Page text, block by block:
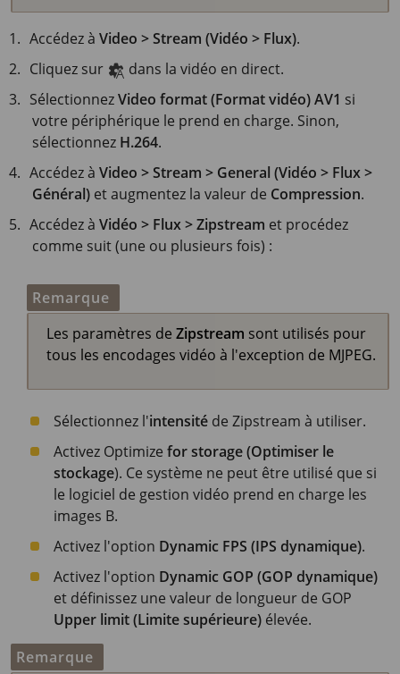
Accédez àVideo > Stream (Vidéo > Flux).
Cliquez sur
dans la vidéo en direct.
SélectionnezVideo format (Format vidéo)AV1 si
votre périphérique le prend en charge. Sinon,
sélectionnez H.264.
Accédez àVideo > Stream > General (Vidéo > Flux >
Général) et augmentez la valeur de Compression.
Accédez àVidéo > Flux > Zipstream et procédez
comme suit (une ou plusieurs fois) :
Remarque
Les paramètres de Zipstream sont utilisés pour
tous les encodages vidéo à l'exception de MJPEG.
Sélectionnez l'intensité de Zipstream à utiliser.
Activez Optimize for storage (Optimiser le
stockage). Ce système ne peut être utilisé que si
le logiciel de gestion vidéo prend en charge les
images B.
Activez l'option Dynamic FPS (IPS dynamique).
Activez l'option Dynamic GOP (GOP dynamique)
et définissez une valeur de longueur de GOP
Upper limit (Limite supérieure) élevée.
Remarque